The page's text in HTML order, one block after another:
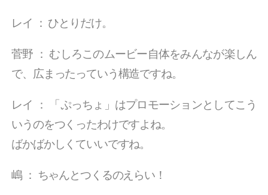
レイ ： ひとりだけ。
菅野 ： むしろこのムービー自体をみんなが楽しん
で、広まったっていう構造ですね。
レイ ：
「ぷっちょ」はプロモーションとしてこう
いうのをつくったわけですよね。
ばかばかしくていいですね。
嶋： ちゃんとつくるのえらい！